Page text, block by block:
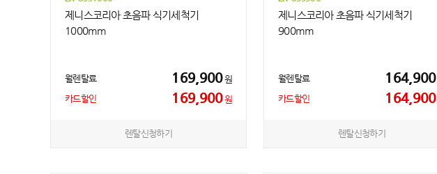
제니스코리아 초음파 식기세척기
1000mm
월렌탈료 169,900원
카드할인
169,900원
렌탈신청하기
제니스코리아 초음파 식기세척기
900mm
월렌탈료 164,900
카드할인
164,900
렌탈신청하기